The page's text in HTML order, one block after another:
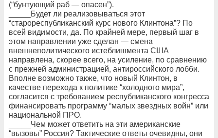
(“бунтующий раб — опасен”).
_____Будет ли реализовываться этот
“старореспубликанский курс нового Клинтона”? По
всей видимости, да. По крайней мере, первый шаг в
этом направлении уже сделан — смена
внешнеполитического истеблишмента США
направлена, скорее всего, на усиление, по сравнению
с прежней администрацией, антироссийского лобби.
Вполне возможно также, что новый Клинтон, в
качестве перехода к политике “холодного мира”,
согласится с требованием республиканского конгресса
финансировать программу “малых звездных войн” или
национальной ПРО.
_____Чем может ответить на эти американские
“вызовы” Россия? Тактические ответы очевидны, они